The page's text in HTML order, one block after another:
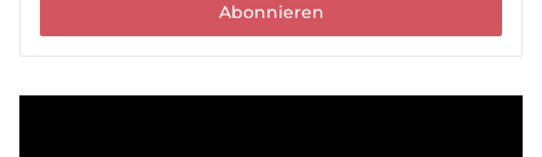
Abonnieren